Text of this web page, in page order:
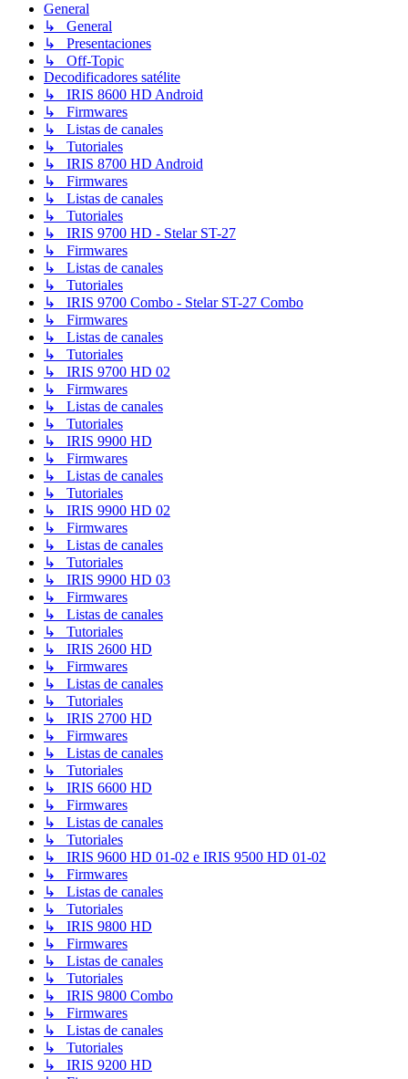
General
↳ General
↳ Presentaciones
↳ Off-Topic
Decodificadores satélite
↳ IRIS 8600 HD Android
↳ Firmwares
↳ Listas de canales
↳ Tutoriales
↳ IRIS 8700 HD Android
↳ Firmwares
↳ Listas de canales
↳ Tutoriales
↳ IRIS 9700 HD - Stelar ST-27
↳ Firmwares
↳ Listas de canales
↳ Tutoriales
↳ IRIS 9700 Combo - Stelar ST-27 Combo
↳ Firmwares
↳ Listas de canales
↳ Tutoriales
↳ IRIS 9700 HD 02
↳ Firmwares
↳ Listas de canales
↳ Tutoriales
↳ IRIS 9900 HD
↳ Firmwares
↳ Listas de canales
↳ Tutoriales
↳ IRIS 9900 HD 02
↳ Firmwares
↳ Listas de canales
↳ Tutoriales
↳ IRIS 9900 HD 03
↳ Firmwares
↳ Listas de canales
↳ Tutoriales
↳ IRIS 2600 HD
↳ Firmwares
↳ Listas de canales
↳ Tutoriales
↳ IRIS 2700 HD
↳ Firmwares
↳ Listas de canales
↳ Tutoriales
↳ IRIS 6600 HD
↳ Firmwares
↳ Listas de canales
↳ Tutoriales
↳ IRIS 9600 HD 01-02 e IRIS 9500 HD 01-02
↳ Firmwares
↳ Listas de canales
↳ Tutoriales
↳ IRIS 9800 HD
↳ Firmwares
↳ Listas de canales
↳ Tutoriales
↳ IRIS 9800 Combo
↳ Firmwares
↳ Listas de canales
↳ Tutoriales
↳ IRIS 9200 HD